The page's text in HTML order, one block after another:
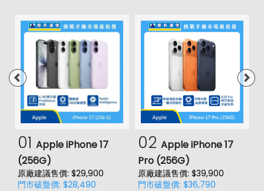
01 Apple iPhone 17
(256G)
原廠建議售價: $29,900
門市破盤價: $28,490
02 Apple iPhone 17
Pro (256G)
原廠建議售價: $39,900
門市破盤價: $36,790